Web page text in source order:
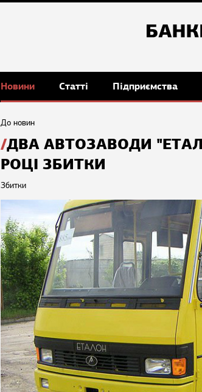
Новини Статті Підприємства
До новин
ДВА АВТОЗАВОДИ
РОЦІ ЗБИТКИ
Збитки